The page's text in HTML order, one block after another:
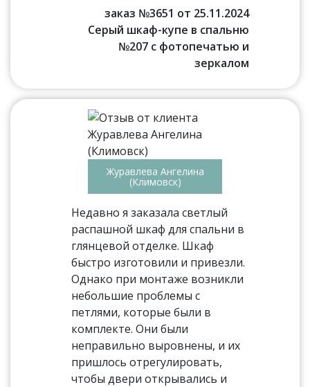
заказ №3651 от 25.11.2024
Серый шкаф-купе в спальню
№207 с фотопечатью и
зеркалом
Журавлева Ангелина
(Климовск)
Недавно я заказала светлый
распашной шкаф для спальни в
глянцевой отделке. Шкаф
быстро изготовили и привезли.
Однако при монтаже возникли
небольшие проблемы с
петлями, которые были в
комплекте. Они были
неправильно выровнены, и их
пришлось отрегулировать,
чтобы двери открывались и